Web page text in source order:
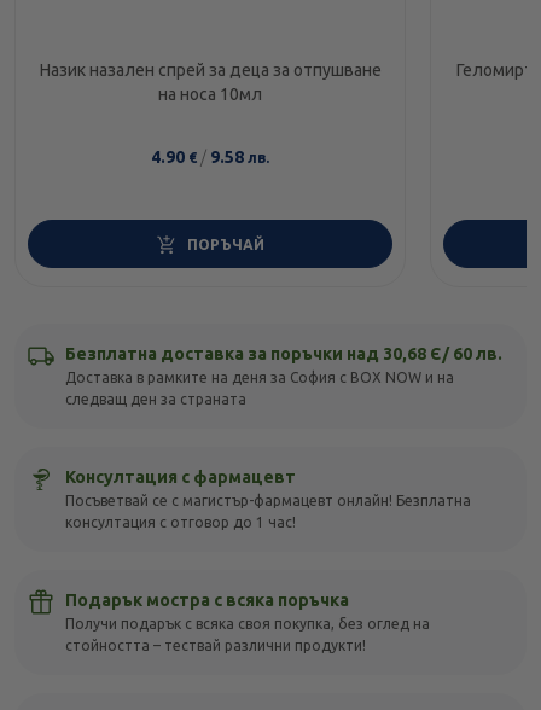
Назик назален спрей за деца за отпушване
на носа 10мл
4.90 € / 9.58 лв.
ПОРЪЧАЙ
Безплатна доставка за поръчки над 30,68 Є/ 60 лв.
Доставка в рамките на деня за София с BOX NOW и на
следващ ден за страната
Консултация с фармацевт
Посъветвай се с магистър-фармацевт онлайн! Безплатна
консултация с отговор до 1 час!
Подарък мостра с всяка поръчка
Получи подарък с всяка своя покупка, без оглед на
стойността – тествай различни продукти!